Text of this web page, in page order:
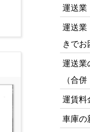
運送業
運送業
きでお
運送業
（合併
運賃料
車庫の